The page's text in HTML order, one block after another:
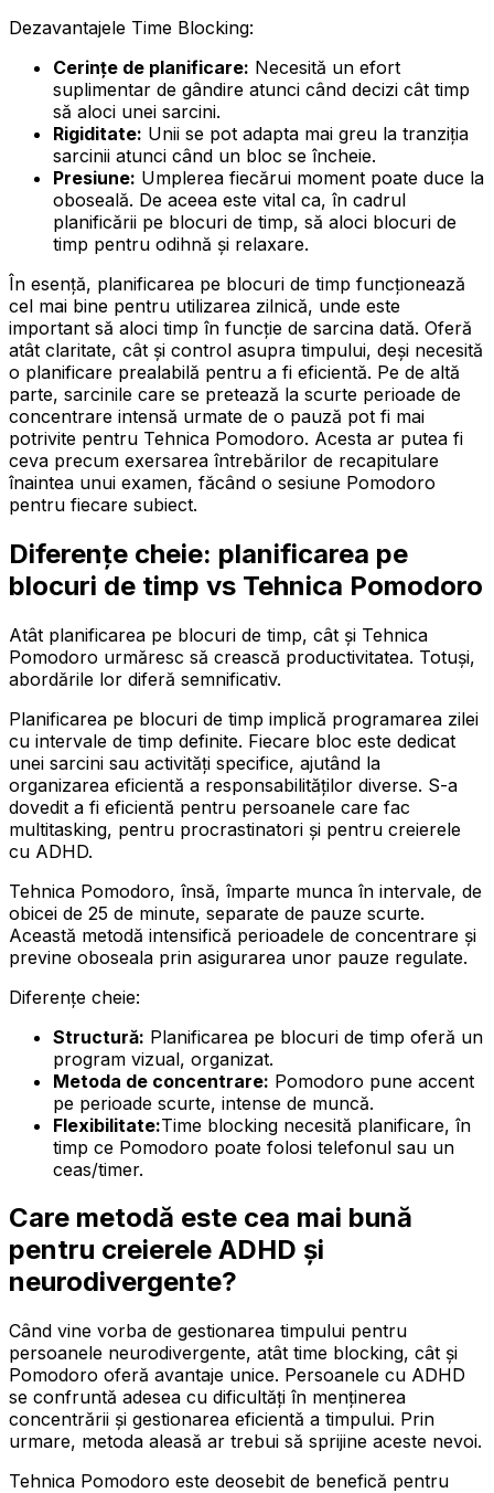
Dezavantajele Time Blocking:
Cerințe de planificare: Necesită un efort
suplimentar de gândire atunci când decizi cât timp
să aloci unei sarcini.
Rigiditate: Unii se pot adapta mai greu la tranziția
sarcinii atunci când un bloc se încheie.
Presiune: Umplerea fiecărui moment poate duce la
oboseală. De aceea este vital ca, în cadrul
planificării pe blocuri de timp, să aloci blocuri de
timp pentru odihnă și relaxare.
În esență, planificarea pe blocuri de timp funcționează
cel mai bine pentru utilizarea zilnică, unde este
important să aloci timp în funcție de sarcina dată. Oferă
atât claritate, cât și control asupra timpului, deși necesită
o planificare prealabilă pentru a fi eficientă. Pe de altă
parte, sarcinile care se pretează la scurte perioade de
concentrare intensă urmate de o pauză pot fi mai
potrivite pentru Tehnica Pomodoro. Acesta ar putea fi
ceva precum exersarea întrebărilor de recapitulare
înaintea unui examen, făcând o sesiune Pomodoro
pentru fiecare subiect.
Diferențe cheie: planificarea pe
blocuri de timp vs Tehnica Pomodoro
Atât planificarea pe blocuri de timp, cât și Tehnica
Pomodoro urmăresc să crească productivitatea. Totuși,
abordările lor diferă semnificativ.
Planificarea pe blocuri de timp implică programarea zilei
cu intervale de timp definite. Fiecare bloc este dedicat
unei sarcini sau activități specifice, ajutând la
organizarea eficientă a responsabilităților diverse. S-a
dovedit a fi eficientă pentru persoanele care fac
multitasking, pentru procrastinatori și pentru creierele
cu ADHD.
Tehnica Pomodoro, însă, împarte munca în intervale, de
obicei de 25 de minute, separate de pauze scurte.
Această metodă intensifică perioadele de concentrare și
previne oboseala prin asigurarea unor pauze regulate.
Diferențe cheie:
Structură: Planificarea pe blocuri de timp oferă un
program vizual, organizat.
Metoda de concentrare: Pomodoro pune accent
pe perioade scurte, intense de muncă.
Flexibilitate:Time blocking necesită planificare, în
timp ce Pomodoro poate folosi telefonul sau un
ceas/timer.
Care metodă este cea mai bună
pentru creierele ADHD și
neurodivergente?
Când vine vorba de gestionarea timpului pentru
persoanele neurodivergente, atât time blocking, cât și
Pomodoro oferă avantaje unice. Persoanele cu ADHD
se confruntă adesea cu dificultăți în menținerea
concentrării și gestionarea eficientă a timpului. Prin
urmare, metoda aleasă ar trebui să sprijine aceste nevoi.
Tehnica Pomodoro este deosebit de benefică pentru